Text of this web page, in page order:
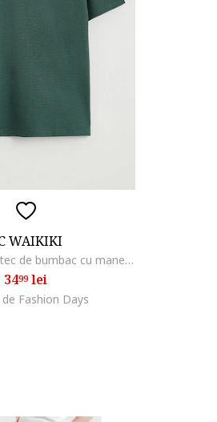
WAIKIKI
Tricou din amestec de bumbac cu maneci cazute, Verde inchis
3499lei
Fashion Days